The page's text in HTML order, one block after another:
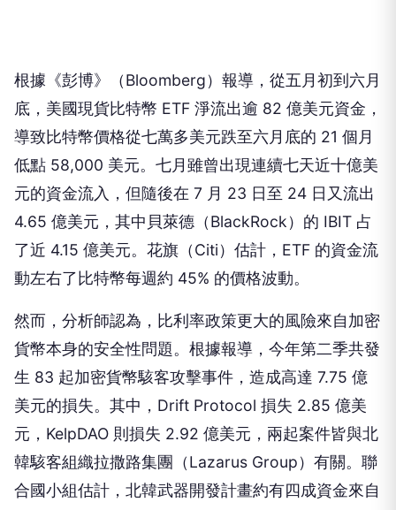
根據《彭博》（Bloomberg）報導，從五月初到六月
底，美國現貨比特幣 ETF 淨流出逾 82 億美元資金，
導致比特幣價格從七萬多美元跌至六月底的 21 個月
低點 58,000 美元。七月雖曾出現連續七天近十億美
元的資金流入，但隨後在 7 月 23 日至 24 日又流出
4.65 億美元，其中貝萊德（BlackRock）的 IBIT 占
了近 4.15 億美元。花旗（Citi）估計，ETF 的資金流
動左右了比特幣每週約 45% 的價格波動。
然而，分析師認為，比利率政策更大的風險來自加密
貨幣本身的安全性問題。根據報導，今年第二季共發
生 83 起加密貨幣駭客攻擊事件，造成高達 7.75 億
美元的損失。其中，Drift Protocol 損失 2.85 億美
元，KelpDAO 則損失 2.92 億美元，兩起案件皆與北
韓駭客組織拉撒路集團（Lazarus Group）有關。聯
合國小組估計，北韓武器開發計畫約有四成資金來自